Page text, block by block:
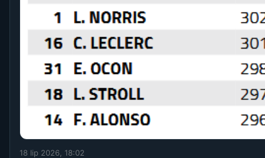
18 lip 2026, 18:02